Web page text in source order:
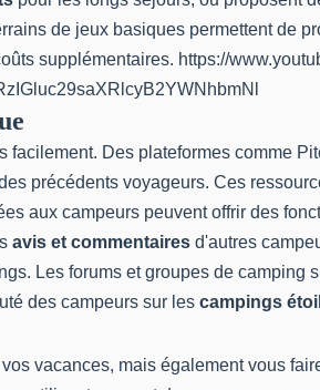
de jeux basiques permettent de
supplémentaires. https://
Des plateformes comme
précédents voyageurs. Ces
aux campeurs peuvent offrir des
avis et commentaires d'autres
Les forums et groupes de camping
des campeurs sur les campings
vacances, mais également vous